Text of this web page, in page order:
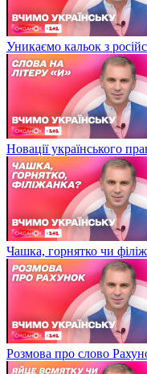
Уникаємо кальок з
Новації українського
Чашка, горнятко чи
Розмова про слово